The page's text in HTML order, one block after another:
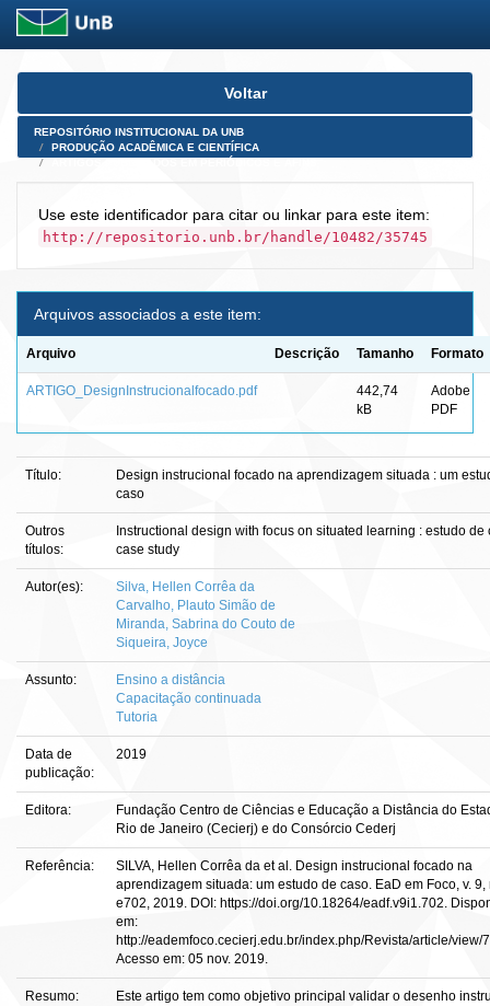
Skip
Voltar
REPOSITÓRIO INSTITUCIONAL DA UNB
PRODUÇÃO ACADÊMICA E CIENTÍFICA
Use este identificador para citar ou linkar para este item:
http://repositorio.unb.br/handle/10482/35745
Arquivos associados a este item:
Arquivo Descrição Tamanho Formato
ARTIGO_DesignInstrucionalfocado.pdf
442,74
kB
Adobe
PDF
Título:
Design instrucional focado na aprendizagem situada : um
caso
Outros
títulos:
Instructional design with focus on situated learning : estudo de
case study
Autor(es):
Silva, Hellen Corrêa da
Carvalho, Plauto Simão de
Miranda, Sabrina do Couto de
Siqueira, Joyce
Assunto:
Ensino a distância
Capacitação continuada
Tutoria
Data de
publicação:
2019
Editora:
Fundação Centro de Ciências e Educação a Distância do
Rio de Janeiro (Cecierj) e do Consórcio Cederj
Referência:
SILVA, Hellen Corrêa da et al. Design instrucional focado na
aprendizagem situada: um estudo de caso. EaD em Foco, v. 9,
e702, 2019. DOI: https://doi.org/10.18264/eadf.v9i1.702.
em:
http://eademfoco.cecierj.edu.br/index.php/Revista/article/view/
Acesso em: 05 nov. 2019.
Resumo:
Este artigo tem como objetivo principal validar o desenho